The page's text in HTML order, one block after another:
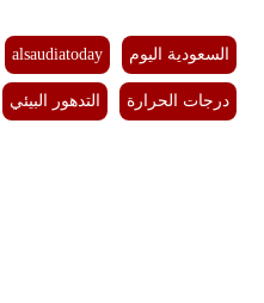
السعودية اليوم alsaudiatoday
درجات الحرارة التدهور البيئي